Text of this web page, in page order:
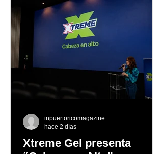
Xtreme Gel presenta
inpuertoricomagazine
hace 2 días